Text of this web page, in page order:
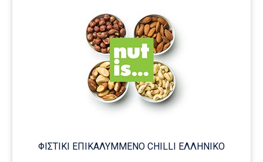
ΦΙΣΤΙΚΙ ΕΠΙΚΑΛΥΜΜΕΝΟ CHILLI ΕΛΛΗΝΙΚΟ